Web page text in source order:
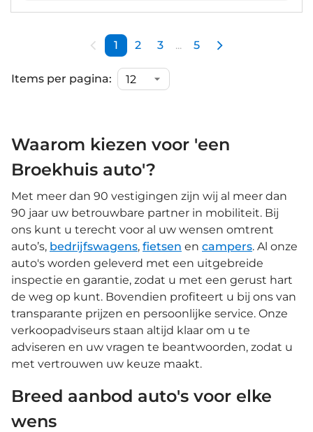
1 2 3 ... 5
Items per pagina:
Waarom kiezen voor 'een
Broekhuis auto'?
Met meer dan 90 vestigingen zijn wij al meer dan
90 jaar uw betrouwbare partner in mobiliteit. Bij
ons kunt u terecht voor al uw wensen omtrent
auto’s, bedrijfswagens, fietsen en campers. Al onze
auto's worden geleverd met een uitgebreide
inspectie en garantie, zodat u met een gerust hart
de weg op kunt. Bovendien profiteert u bij ons van
transparante prijzen en persoonlijke service. Onze
verkoopadviseurs staan altijd klaar om u te
adviseren en uw vragen te beantwoorden, zodat u
met vertrouwen uw keuze maakt.
Breed aanbod auto's voor elke
wens